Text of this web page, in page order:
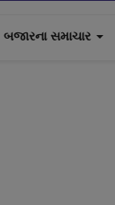
બજારના સમાચાર